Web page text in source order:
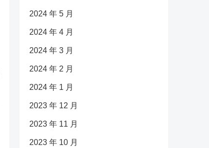
2024 年 5 月
2024 年 4 月
2024 年 3 月
2024 年 2 月
2024 年 1 月
2023 年 12 月
2023 年 11 月
2023 年 10 月